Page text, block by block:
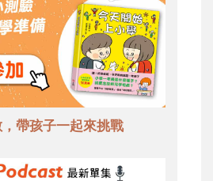
帶孩子一起來挑戰